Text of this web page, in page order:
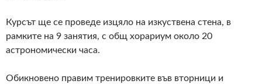
Курсът ще се проведе изцяло на изкуствена стена, в
рамките на 9 занятия, с общ хорариум около 20
астрономически часа.
Обикновено правим тренировките във вторници и